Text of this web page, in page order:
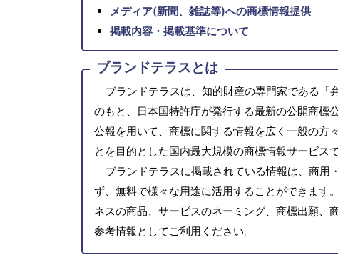
メディア(新聞、雑誌等)への商標情報提供
掲載内容・掲載基準について
ブランドテラスとは
ブランドテラスは、知的財産の専門家である「
のもと、日本国特許庁が発行する最新の公開商標
公報を用いて、商標に関する情報を広く一般の方
とを目的とした国内最大規模の商標情報サービスで
ブランドテラスに掲載されている情報は、商用
ず、無料で様々な用途に活用することができます
ネスの商品、サービスのネーミング、商標出願、
参考情報としてご利用ください。